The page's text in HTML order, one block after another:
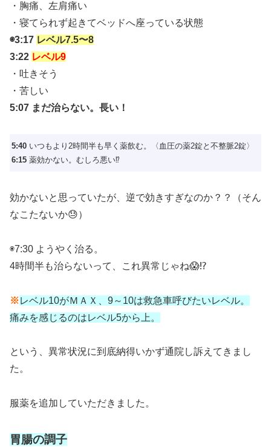
・胸痛、左肩痛い
・寝てられず起きてベッドへ座っている状態
◉3:17 レベル7.5〜8
3:22 レベル9
・吐きそう
・苦しい
5:07 まだ治らない。長い！
5:40 いつもより2時間半も早く薬飲む。〈血圧の薬2錠と不整脈2錠〉
6:15 薬効かない。むしろ悪い⁉️
効かないと思っていたが、逆で効きすぎなのか？？（そん
なこたないか😓）
◉7:30 ようやく治る。
4時間半も治らないって、これ異常じゃね😱⁉️
※レベル10がＭＡＸ、9～10は救急車呼びたいレベル。
痛みを感じるのはレベル5から上。
という、異常状況に到底納得いかず通院し訴えてきまし
た。
服薬を追加していただきました。
胃腸の調子